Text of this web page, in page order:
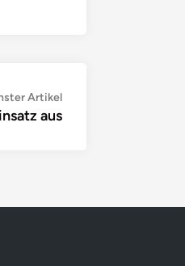
ArtikelNächster
Artikel:
aus